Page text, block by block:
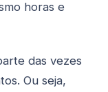
horas e
das vezes
Ou seja,